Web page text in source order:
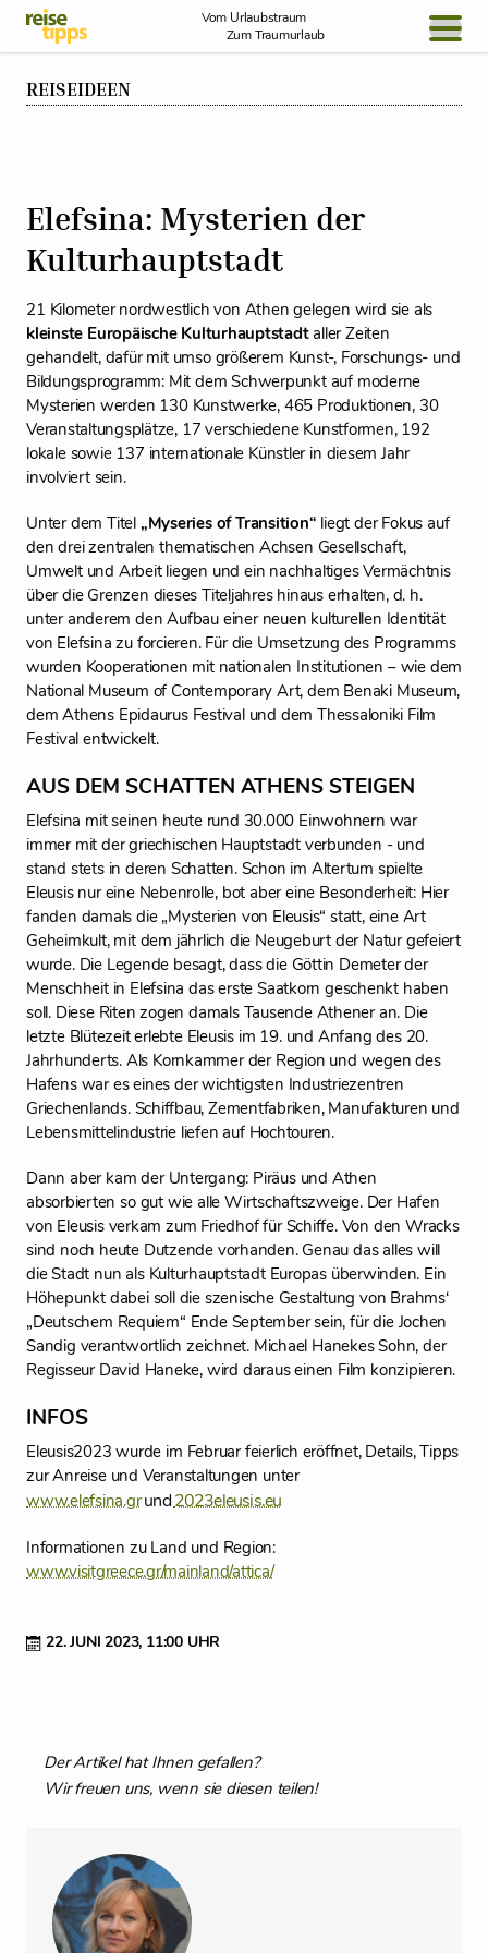
Skip to Content
Vom Urlaubstraum
Zum Traumurlaub
REISEIDEEN
22. JUNI 2023, 11:00 UHR
Elefsina: Mysterien der
Kulturhauptstadt
21 Kilometer nordwestlich von Athen gelegen wird sie als
kleinste Europäische Kulturhauptstadtaller Zeiten
gehandelt, dafür mit umso größerem Kunst-, Forschungs- und
Bildungsprogramm: Mit dem Schwerpunkt auf moderne
Mysterien werden 130 Kunstwerke, 465 Produktionen, 30
Veranstaltungsplätze, 17 verschiedene Kunstformen, 192
lokale sowie 137 internationale Künstler in diesem Jahr
involviert sein.
Unter dem Titel „Myseries of Transition“ liegt der Fokus auf
den drei zentralen thematischen Achsen Gesellschaft,
Umwelt und Arbeit liegen und ein nachhaltiges Vermächtnis
über die Grenzen dieses Titeljahres hinaus erhalten, d. h.
unter anderem den Aufbau einer neuen kulturellen Identität
von Elefsina zu forcieren. Für die Umsetzung des Programms
wurden Kooperationen mit nationalen Institutionen – wie dem
National Museum of Contemporary Art, dem Benaki Museum,
dem Athens Epidaurus Festival und dem Thessaloniki Film
Festival entwickelt.
AUS DEM SCHATTEN ATHENS STEIGEN
Elefsina mit seinen heute rund 30.000 Einwohnern war
immer mit der griechischen Hauptstadt verbunden - und
stand stets in deren Schatten. Schon im Altertum spielte
Eleusis nur eine Nebenrolle, bot aber eine Besonderheit: Hier
fanden damals die „Mysterien von Eleusis“ statt, eine Art
Geheimkult, mit dem jährlich die Neugeburt der Natur gefeiert
wurde. Die Legende besagt, dass die Göttin Demeter der
Menschheit in Elefsina das erste Saatkorn geschenkt haben
soll. Diese Riten zogen damals Tausende Athener an. Die
letzte Blütezeit erlebte Eleusis im 19. und Anfang des 20.
Jahrhunderts. Als Kornkammer der Region und wegen des
Hafens war es eines der wichtigsten Industriezentren
Griechenlands. Schiffbau, Zementfabriken, Manufakturen und
Lebensmittelindustrie liefen auf Hochtouren.
Dann aber kam der Untergang: Piräus und Athen
absorbierten so gut wie alle Wirtschaftszweige. Der Hafen
von Eleusis verkam zum Friedhof für Schiffe. Von den Wracks
sind noch heute Dutzende vorhanden. Genau das alles will
die Stadt nun als Kulturhauptstadt Europas überwinden. Ein
Höhepunkt dabei soll die szenische Gestaltung von Brahms‘
„Deutschem Requiem“ Ende September sein, für die Jochen
Sandig verantwortlich zeichnet. Michael Hanekes Sohn, der
Regisseur David Haneke, wird daraus einen Film konzipieren.
INFOS
Eleusis2023 wurde im Februar feierlich eröffnet, Details, Tipps
zur Anreise und Veranstaltungen unter
www.elefsina.grund2023eleusis.eu
Informationen zu Land und Region:
www.visitgreece.gr/mainland/attica/
Der Artikel hat Ihnen gefallen?
Wir freuen uns, wenn sie diesen teilen!